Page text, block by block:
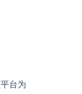
台为